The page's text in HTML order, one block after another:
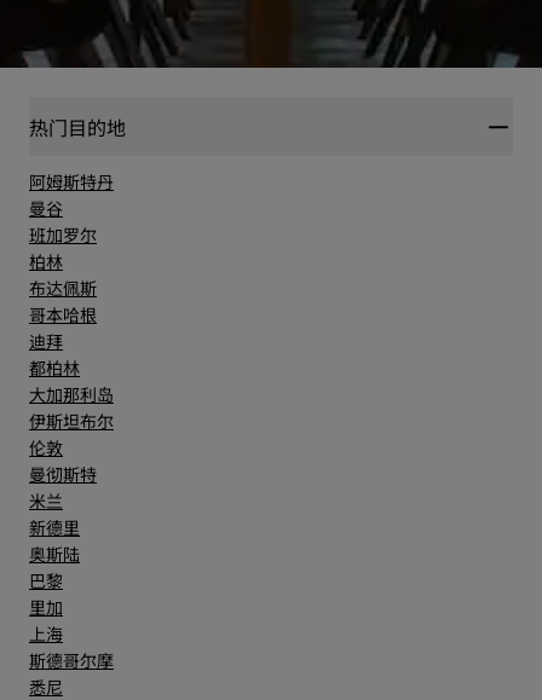
热门目的地
阿姆斯特丹
曼谷
班加罗尔
柏林
布达佩斯
哥本哈根
迪拜
都柏林
大加那利岛
伊斯坦布尔
伦敦
曼彻斯特
米兰
新德里
奥斯陆
巴黎
里加
上海
斯德哥尔摩
悉尼